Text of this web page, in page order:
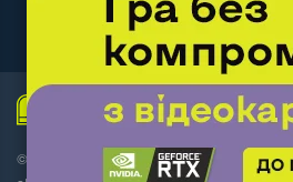
Work.ua— самий
наш партнер
© Інтернет-магазин ChipChip -